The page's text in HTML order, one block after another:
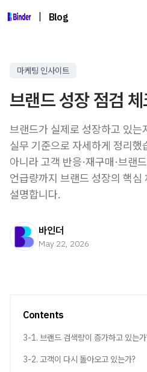
Blog
마케팅 인사이트
브랜드 성장 점검
브랜드가 실제로 성장하고 있는
실무 기준으로 자세하게 정리했
아니라 고객 반응·재구매·브랜
언급량까지 브랜드 성장의 핵심
설명합니다.
바인더
May 22, 2026
Contents
3-1. 브랜드 검색량이 증가하고 있는
3-2. 고객이 다시 돌아오고 있는가?